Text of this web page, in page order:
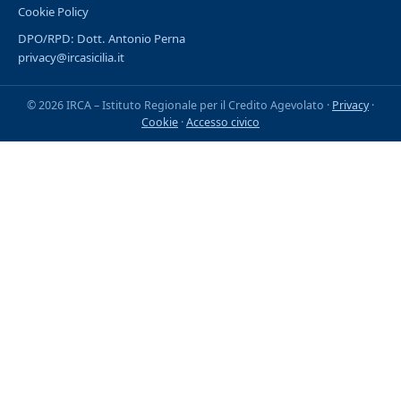
Cookie Policy
DPO/RPD: Dott. Antonio Perna
privacy@ircasicilia.it
© 2026 IRCA – Istituto Regionale per il Credito Agevolato · Privacy·
Cookie ·Accesso civico